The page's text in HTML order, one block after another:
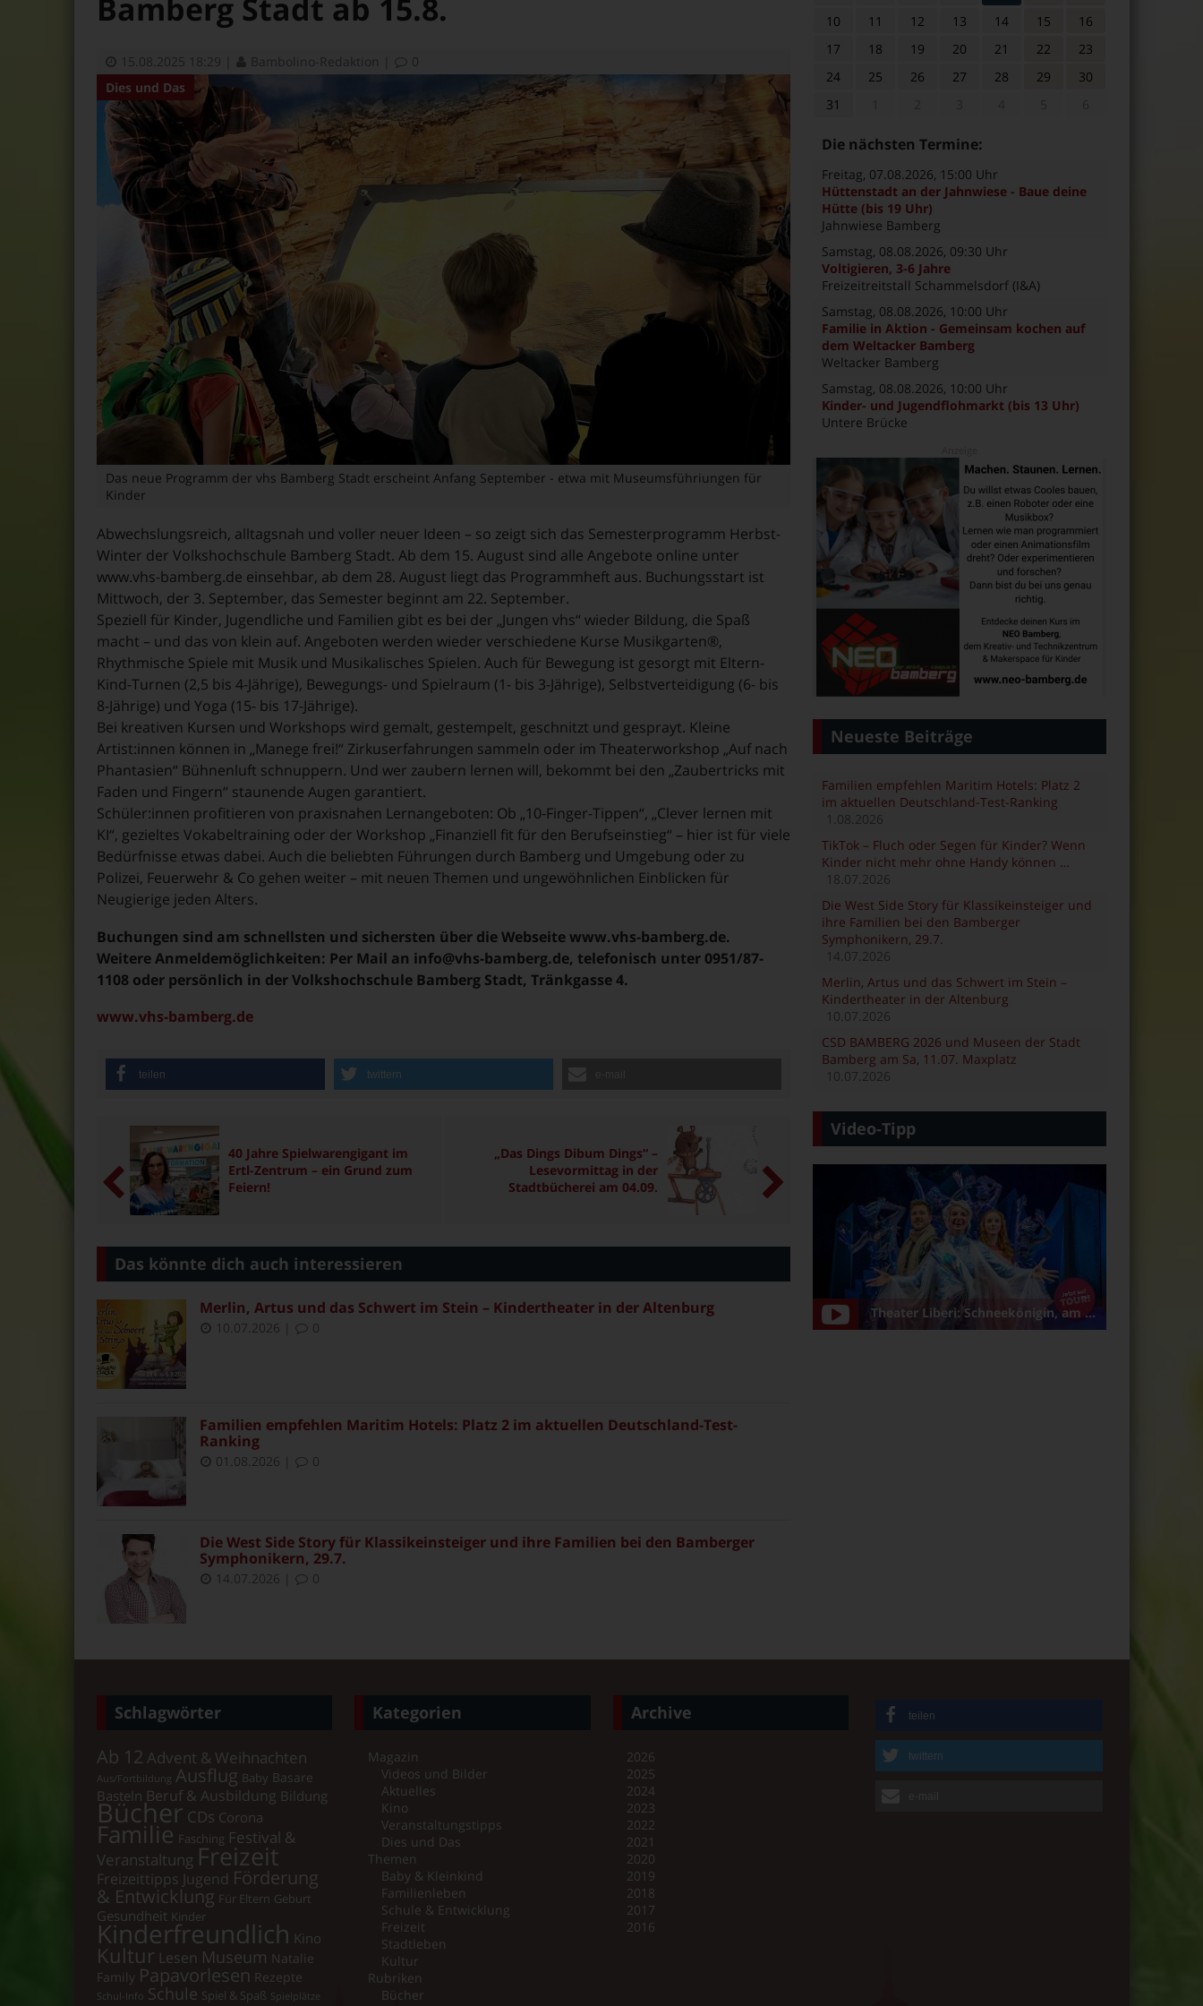
Bamberg Stadt ab 15.8.
15.08.2025 18:29 Bambolino-Redaktion
0
Dies und Das
Das neue Programm der vhs Bamberg Stadt erscheint Anfang September - etwa mit Museumsführiungen für
Kinder
Abwechslungsreich, alltagsnah und voller neuer Ideen – so zeigt sich das Semesterprogramm Herbst-
Winter der Volkshochschule Bamberg Stadt. Ab dem 15. August sind alle Angebote online unter
www.vhs-bamberg.de einsehbar, ab dem 28. August liegt das Programmheft aus. Buchungsstart ist
Mittwoch, der 3. September, das Semester beginnt am 22. September.
Speziell für Kinder, Jugendliche und Familien gibt es bei der „Jungen vhs“ wieder Bildung, die Spaß
macht – und das von klein auf. Angeboten werden wieder verschiedene Kurse Musikgarten®,
Rhythmische Spiele mit Musik und Musikalisches Spielen. Auch für Bewegung ist gesorgt mit Eltern-
Kind-Turnen (2,5 bis 4-Jährige), Bewegungs- und Spielraum (1- bis 3-Jährige), Selbstverteidigung (6- bis
8-Jährige) und Yoga (15- bis 17-Jährige).
Bei kreativen Kursen und Workshops wird gemalt, gestempelt, geschnitzt und gesprayt. Kleine
Artist:innen können in „Manege frei!“ Zirkuserfahrungen sammeln oder im Theaterworkshop „Auf nach
Phantasien“ Bühnenluft schnuppern. Und wer zaubern lernen will, bekommt bei den „Zaubertricks mit
Faden und Fingern“ staunende Augen garantiert.
Schüler:innen profitieren von praxisnahen Lernangeboten: Ob „10-Finger-Tippen“, „Clever lernen mit
KI“, gezieltes Vokabeltraining oder der Workshop „Finanziell fit für den Berufseinstieg“ – hier ist für viele
Bedürfnisse etwas dabei. Auch die beliebten Führungen durch Bamberg und Umgebung oder zu
Polizei, Feuerwehr & Co gehen weiter – mit neuen Themen und ungewöhnlichen Einblicken für
Neugierige jeden Alters.
Buchungen sind am schnellsten und sichersten über die Webseite www.vhs-bamberg.de.
Weitere Anmeldemöglichkeiten: Per Mail an info@vhs-bamberg.de, telefonisch unter 0951/87-
1108 oder persönlich in der Volkshochschule Bamberg Stadt, Tränkgasse 4.
www.vhs-bamberg.de
teilen twittern
40 Jahre Spielwarengigant im
Ertl-Zentrum – ein Grund zum
Feiern!
„Das Dings Dibum Dings“ –
Lesevormittag in der
Stadtbücherei am 04.09.
Das könnte dich auch interessieren
Merlin, Artus und das Schwert im Stein – Kindertheater in der Altenburg
10.07.2026 0
Familien empfehlen Maritim Hotels: Platz 2 im aktuellen Deutschland-Test-
Ranking
01.08.2026 0
Die West Side Story für Klassikeinsteiger und ihre Familien bei den Bamberger
Symphonikern, 29.7.
14.07.2026 0
10
11 12 13 14 15
16
17
18 19 20 21 22
23
24
25 26 27 28 29
30
31
Die nächsten Termine:
Freitag, 07.08.2026, 15:00 Uhr
Hüttenstadt an der Jahnwiese - Baue deine
Hütte (bis 19 Uhr)
Jahnwiese Bamberg
Samstag, 08.08.2026, 09:30 Uhr
Voltigieren, 3-6 Jahre
Freizeitreitstall Schammelsdorf (I&A)
Samstag, 08.08.2026, 10:00 Uhr
Familie in Aktion - Gemeinsam kochen auf
dem Weltacker Bamberg
Weltacker Bamberg
Samstag, 08.08.2026, 10:00 Uhr
Kinder- und Jugendflohmarkt (bis 13 Uhr)
Untere Brücke
Neueste Beiträge
Familien empfehlen Maritim Hotels: Platz 2
im aktuellen Deutschland-Test-Ranking
1.08.2026
TikTok – Fluch oder Segen für Kinder? Wenn
Kinder nicht mehr ohne Handy können …
18.07.2026
Die West Side Story für Klassikeinsteiger und
ihre Familien bei den Bamberger
Symphonikern, 29.7.
14.07.2026
Merlin, Artus und das Schwert im Stein –
Kindertheater in der Altenburg
10.07.2026
CSD BAMBERG 2026 und Museen der Stadt
Bamberg am Sa, 11.07. Maxplatz
10.07.2026
Video-Tipp
Theater Liberi: Schneekönigin, am 5.1.2025 in Bamberg/Konzerthalle
Schlagwörter
Ab 12 Advent & Weihnachten
Aus/Fortbildung Ausflug Baby Basare
Basteln Beruf & Ausbildung Bildung
Bücher CDs Corona
Familie Fasching Festival &
Veranstaltung Freizeit
Freizeittipps Jugend Förderung
& Entwicklung Für Eltern Geburt
Gesundheit Kinder
Kinderfreundlich Kino
Kultur Lesen Museum Natalie
Family Papavorlesen Rezepte
Schul-Info Schule Spiel & Spaß Spielplätze
Kategorien
Magazin
Videos und Bilder
Aktuelles
Kino
Veranstaltungstipps
Dies und Das
Themen
Baby & Kleinkind
Familienleben
Schule & Entwicklung
Freizeit
Stadtleben
Kultur
Rubriken
Bücher
Archive
2026
2025
2024
2023
2022
2021
2020
2019
2018
2017
2016
teilen
twittern